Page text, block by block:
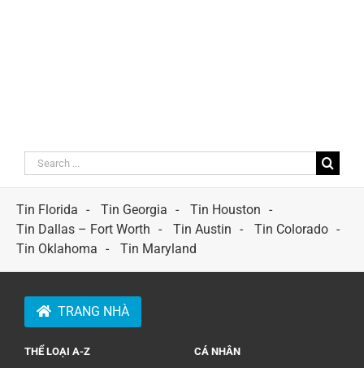
Search
for:
Tin Florida
Tin Georgia
Tin Houston
Tin Dallas – Fort Worth
Tin Austin
Tin Colorado
Tin Oklahoma
Tin Maryland
TRANG NHÀ
THỂ LOẠI A-Z CÁ NHÂN